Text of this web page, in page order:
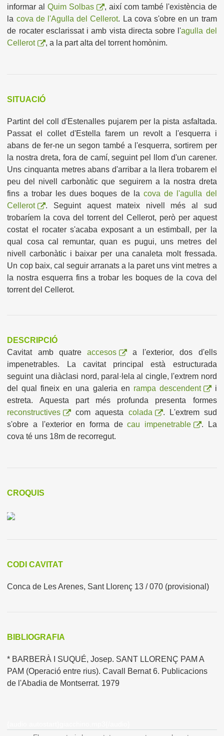
informar alQuim Solbas
, així com també l'existència de
la cova de l'Agulla del Cellerot. La cova s'obre en un tram
de rocater esclarissat i amb vista directa sobre l'agulla del
Cellerot
, a la part alta del torrent homònim.
SITUACIÓ
Partint del coll d'Estenalles pujarem per la pista asfaltada.
Passat el collet d'Estella farem un revolt a l'esquerra i
abans de fer-ne un segon també a l'esquerra, sortirem per
la nostra dreta, fora de camí, seguint pel llom d'un carener.
Uns cinquanta metres abans d'arribar a la llera trobarem el
peu del nivell carbonàtic que seguirem a la nostra dreta
fins a trobar les dues boques de la cova de l'agulla del
Cellerot
. Seguint aquest mateix nivell més al sud
trobaríem la cova del torrent del Cellerot, però per aquest
costat el rocater s'acaba exposant a un estimball, per la
qual cosa cal remuntar, quan es pugui, uns metres del
nivell carbonàtic i baixar per una canaleta molt fressada.
Un cop baix, cal seguir arranats a la paret uns vint metres a
la nostra esquerra fins a trobar les boques de la cova del
torrent del Cellerot.
DESCRIPCIÓ
Cavitat amb quatre accesos
a l'exterior, dos d'ells
impenetrables. La cavitat principal està estructurada
seguint una diàclasi nord, paral·lela al cingle, l'extrem nord
del qual fineix en una galeria en rampa descendent
i
estreta. Aquesta part més profunda presenta formes
reconstructives
com aquesta colada
. L'extrem sud
s'obre a l'exterior en forma decau impenetrable
. La
cova té uns 18m de recorregut.
CROQUIS
CODI CAVITAT
Conca de Les Arenes, Sant Llorenç 13 / 070 (provisional)
BIBLIOGRAFIA
* BARBERÀ I SUQUÉ, Josep. SANT LLORENÇ PAM A
PAM (Operació entre rius). Cavall Bernat 6. Publicacions
de l'Abadia de Montserrat. 1979